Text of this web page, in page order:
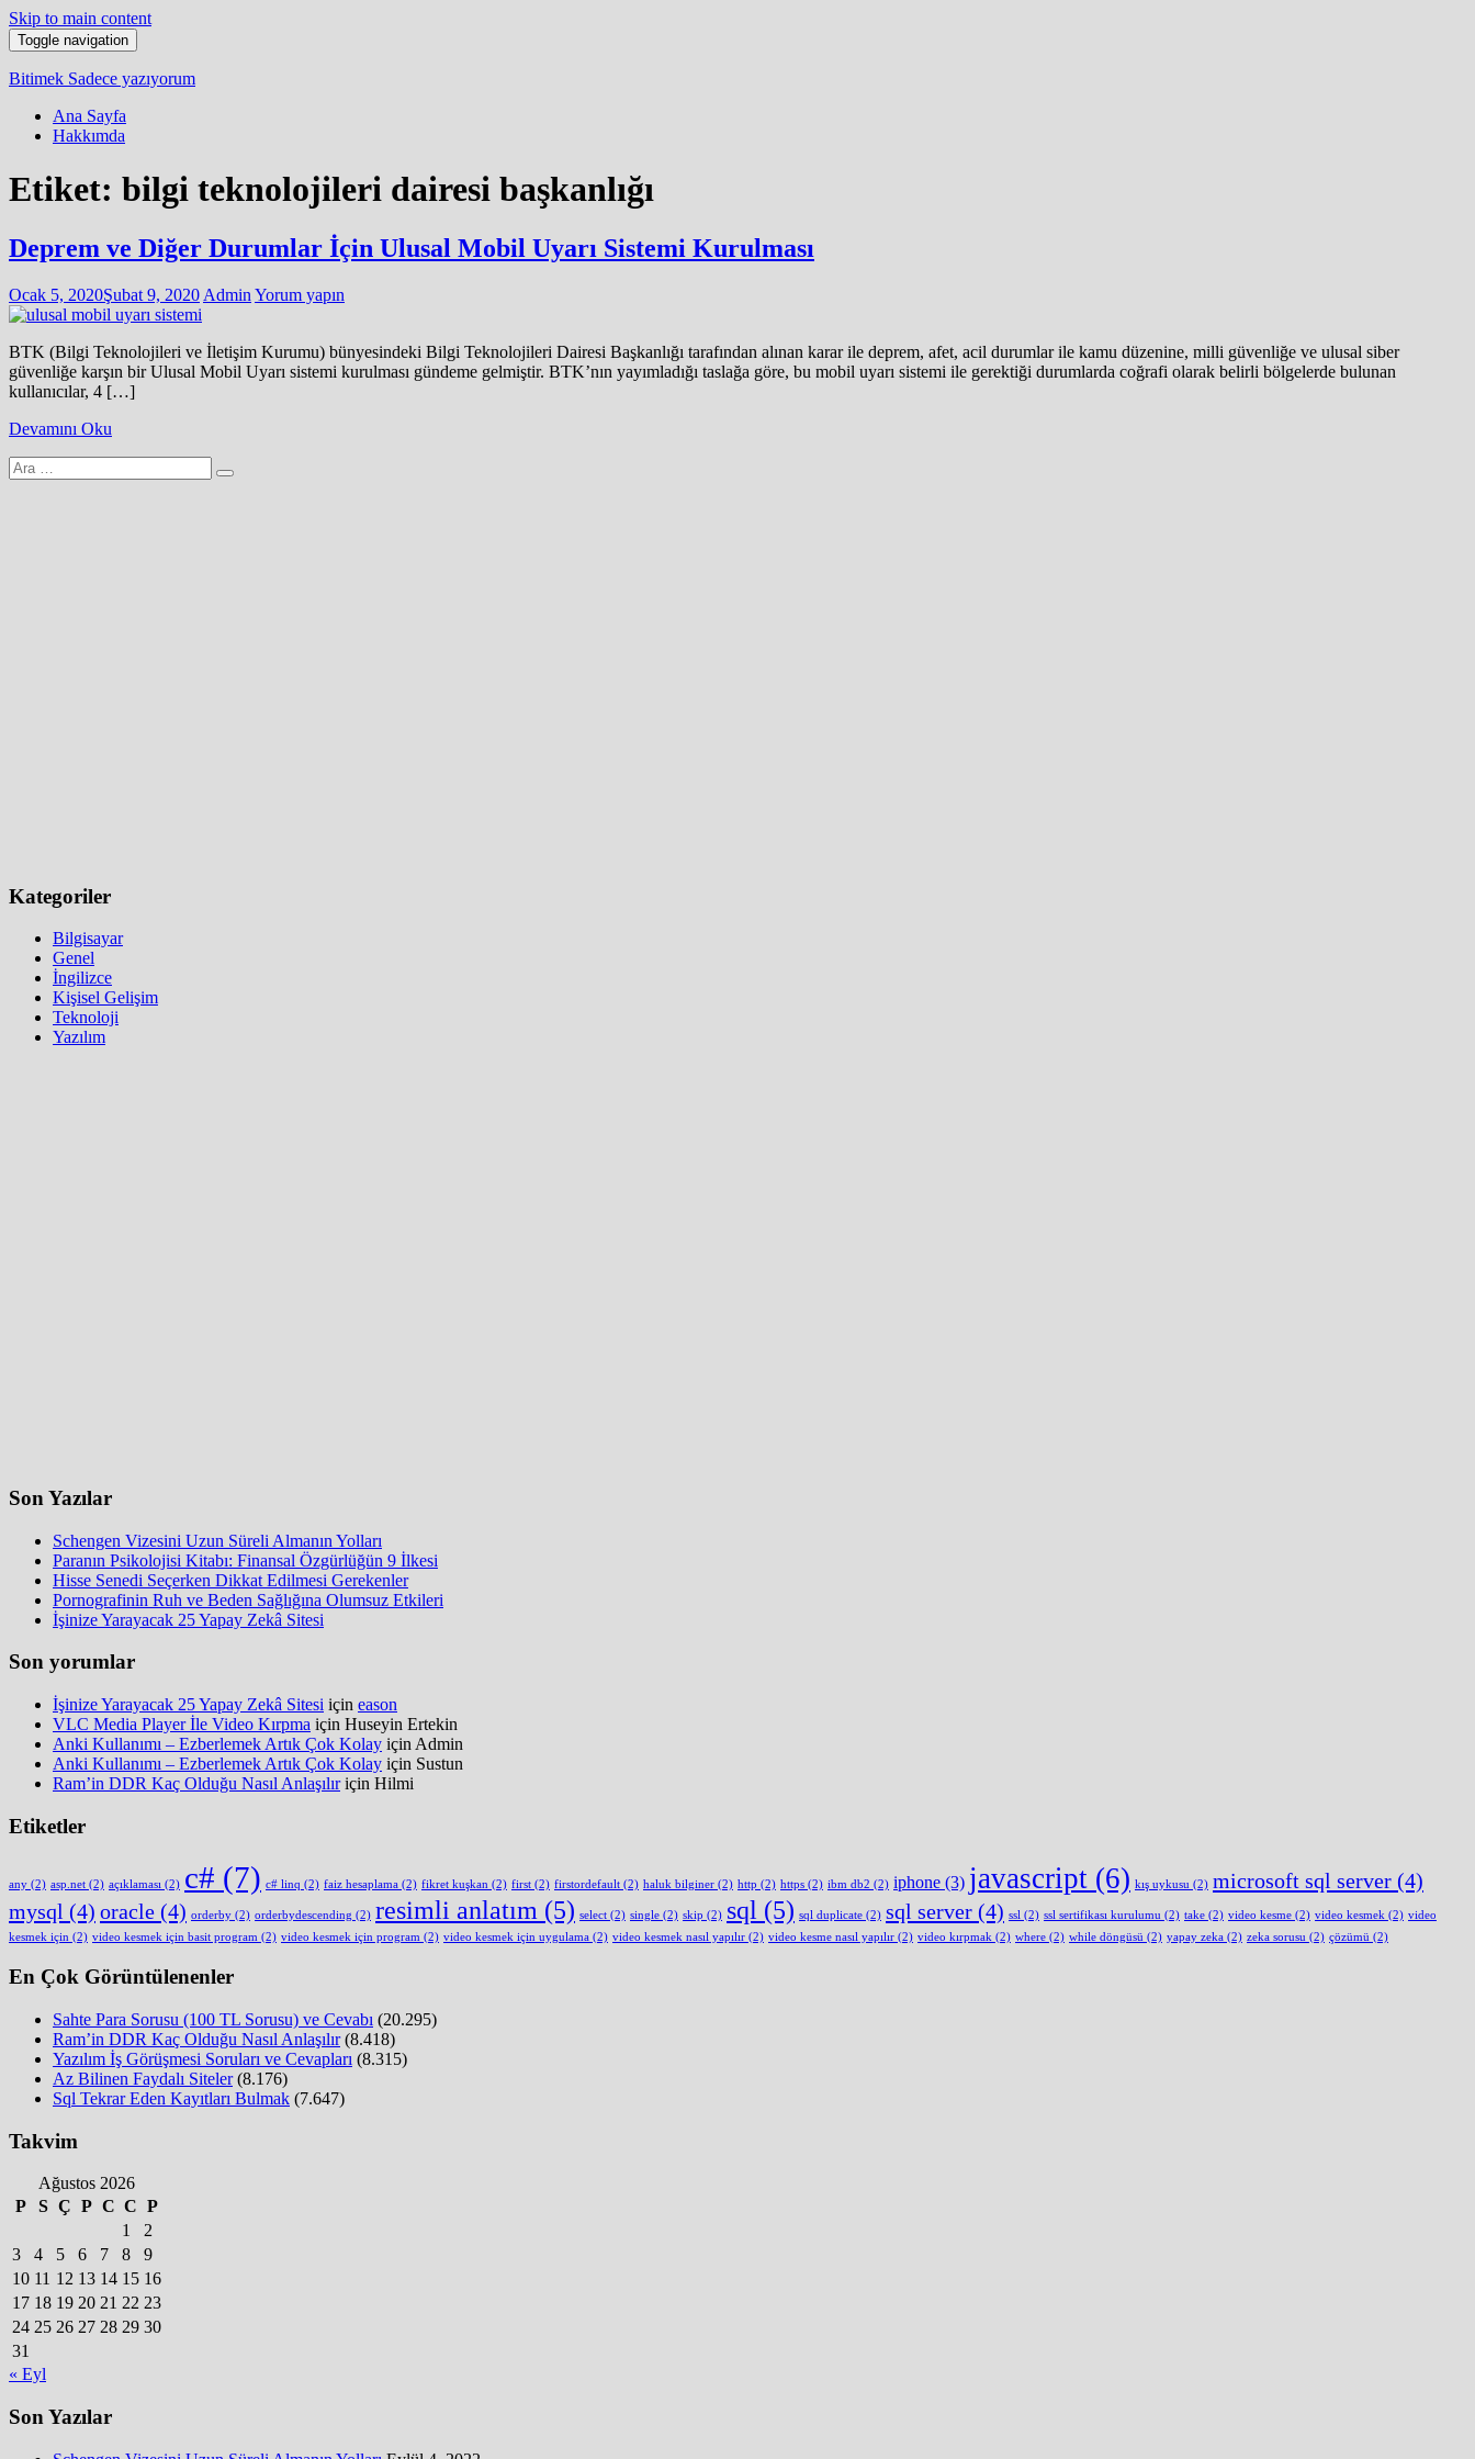
Skip to main content
Toggle navigation
Bitimek Sadece yazıyorum
Ana Sayfa
Hakkımda
Etiket: bilgi teknolojileri dairesi başkanlığı
Deprem ve Diğer Durumlar İçin Ulusal Mobil Uyarı Sistemi Kurulması
Ocak 5, 2020Şubat 9, 2020 Admin Yorum yapın
BTK (Bilgi Teknolojileri ve İletişim Kurumu) bünyesindeki Bilgi Teknolojileri Dairesi Başkanlığı tarafından alınan karar ile deprem, afet, acil durumlar ile kamu düzenine, milli güvenliğe ve ulusal siber
güvenliğe karşın bir Ulusal Mobil Uyarı sistemi kurulması gündeme gelmiştir. BTK’nın yayımladığı taslağa göre, bu mobil uyarı sistemi ile gerektiği durumlarda coğrafi olarak belirli bölgelerde bulunan
kullanıcılar, 4 […]
Devamını Oku
Arama
yap:
Kategoriler
Bilgisayar
Genel
İngilizce
Kişisel Gelişim
Teknoloji
Yazılım
Son Yazılar
Schengen Vizesini Uzun Süreli Almanın Yolları
Paranın Psikolojisi Kitabı: Finansal Özgürlüğün 9 İlkesi
Hisse Senedi Seçerken Dikkat Edilmesi Gerekenler
Pornografinin Ruh ve Beden Sağlığına Olumsuz Etkileri
İşinize Yarayacak 25 Yapay Zekâ Sitesi
Son yorumlar
İşinize Yarayacak 25 Yapay Zekâ Sitesi için eason
VLC Media Player İle Video Kırpma için Huseyin Ertekin
Anki Kullanımı – Ezberlemek Artık Çok Kolay için Admin
Anki Kullanımı – Ezberlemek Artık Çok Kolay için Sustun
Ram’in DDR Kaç Olduğu Nasıl Anlaşılıriçin Hilmi
Etiketler
any (2) asp.net (2) açıklaması (2) c# (7) c# linq (2) faiz hesaplama (2) fikret kuşkan (2) first (2) firstordefault (2) haluk bilginer (2) http (2) https (2) ibm db2 (2) iphone (3) javascript (6) kış uykusu (2) microsoft sql server (4)
mysql (4) oracle (4) orderby (2) orderbydescending (2) resimli anlatım (5) select (2) single (2) skip (2) sql (5) sql duplicate (2) sql server (4) ssl (2) ssl sertifikası kurulumu (2) take (2) video kesme (2) video kesmek (2) video
kesmek için (2) video kesmek için basit program (2) video kesmek için program (2) video kesmek için uygulama (2) video kesmek nasıl yapılır (2) video kesme nasıl yapılır (2) video kırpmak (2) where (2) while döngüsü (2) yapay zeka (2) zeka sorusu (2) çözümü (2)
En Çok Görüntülenenler
Sahte Para Sorusu (100 TL Sorusu) ve Cevabı (20.295)
Ram’in DDR Kaç Olduğu Nasıl Anlaşılır (8.418)
Yazılım İş Görüşmesi Soruları ve Cevapları (8.315)
Az Bilinen Faydalı Siteler (8.176)
Sql Tekrar Eden Kayıtları Bulmak (7.647)
Takvim
Ağustos 2026
P
S Ç P C C P
1
2
3
4 5 6 7 8
9
10 11 12 13 14 15 16
17 18 19 20 21 22 23
24 25 26 27 28 29 30
31
« Eyl
Son Yazılar